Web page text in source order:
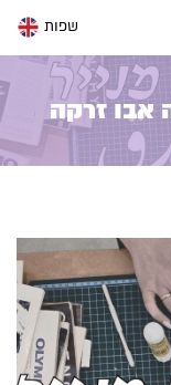
שפות
אבו זרקה